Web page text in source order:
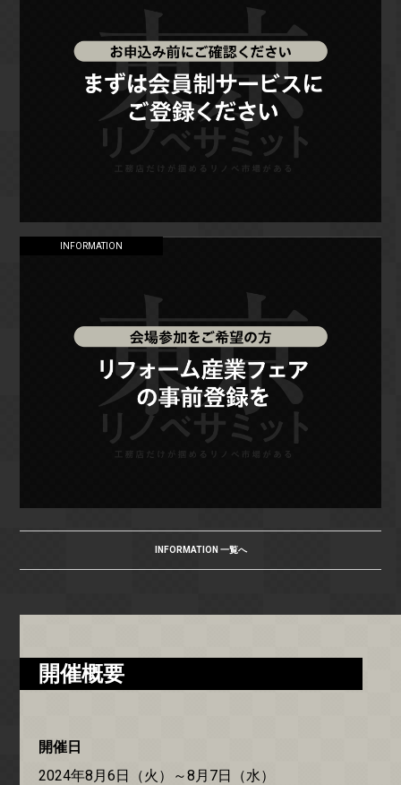
INFORMATION
INFORMATION 一覧へ
開催概要
開催日
2024年8月6日（火）～8月7日（水）